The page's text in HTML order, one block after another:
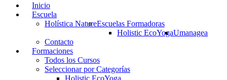
Inicio
Escuela
Holística NatureEscuelas Formadoras
Holistic EcoYogaUmanagea
Contacto
Formaciones
Todos los Cursos
Seleccionar por Categorías
Holistic EcoYoga